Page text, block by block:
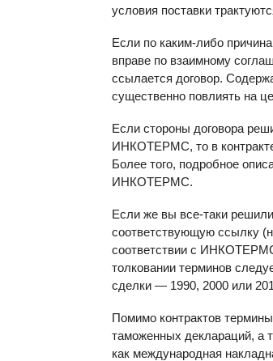
условия поставки
Если по каким-либо
вправе по взаимному
ссылается договор.
существенно повлиять на
Если стороны договора
ИНКОТЕРМС, то в контракте
Более того, подробное
ИНКОТЕРМС.
Если же вы все-таки
соответствующую ссылку
соответствии с ИНКОТЕРМС
толковании терминов
сделки — 1990, 2000 или
Помимо контрактов
таможенных деклараций, а
как международная